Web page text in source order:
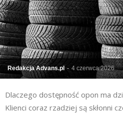
Redakcja Advans.pl - 4 czerwca 2026
Dlaczego dostępność opon ma
Klienci coraz rzadziej są skłonni